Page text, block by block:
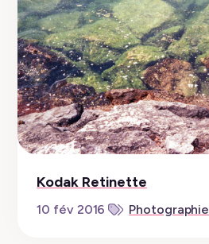
Kodak Retinette
10 fév 2016 Photographie